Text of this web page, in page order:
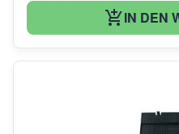
IN DEN